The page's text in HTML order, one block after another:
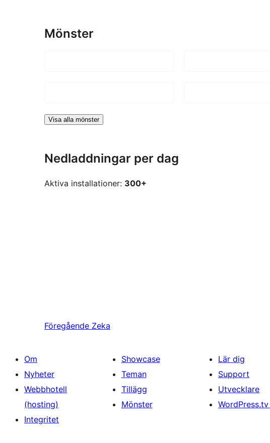
Mönster
Visa alla mönster
Nedladdningar per dag
Aktiva installationer: 300+
Föregående Zeka
Om
Nyheter
Webbhotell
(hosting)
Integritet
Showcase
Teman
Tillägg
Mönster
Lär dig
Support
Utvecklare
WordPress.tv